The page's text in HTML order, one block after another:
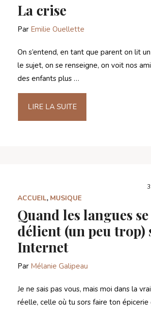
La crise
Par Emilie Ouellette
On s’entend, en tant que parent on lit
le sujet, on se renseigne, on voit nos
des enfants plus …
LIRE LA SUITE
ACCUEIL, MUSIQUE
Quand les langues se
délient (un peu trop)
Internet
Par Mélanie Galipeau
Je ne sais pas vous, mais moi dans la
réelle, celle où tu sors faire ton épicerie